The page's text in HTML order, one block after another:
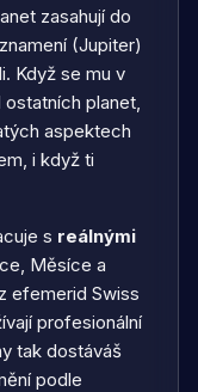
zasahují do
(Jupiter)
Když se mu v
planet,
aspektech
i když ti
s reálnými
Měsíce a
efemerid Swiss
profesionální
tak dostáváš
podle